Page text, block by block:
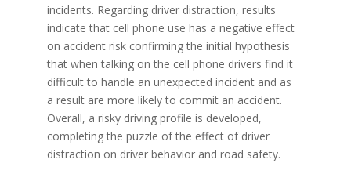
incidents. Regarding driver distraction, results
indicate that cell phone use has a negative effect
on accident risk confirming the initial hypothesis
that when talking on the cell phone drivers find it
difficult to handle an unexpected incident and as
a result are more likely to commit an accident.
Overall, a risky driving profile is developed,
completing the puzzle of the effect of driver
distraction on driver behavior and road safety.